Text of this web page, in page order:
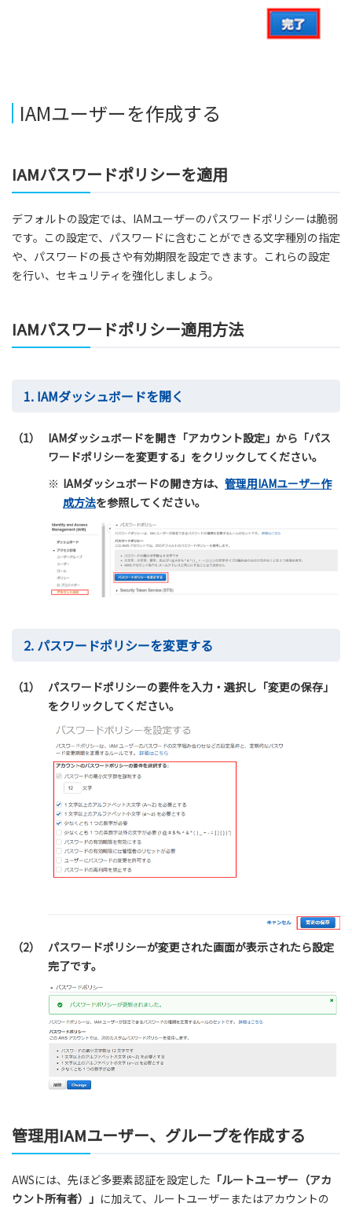
IAMユーザーを作成する
IAMパスワードポリシーを適用
デフォルトの設定では、IAMユーザーのパスワードポリシーは脆弱
です。この設定で、パスワードに含むことができる文字種別の指定
や、パスワードの長さや有効期限を設定できます。これらの設定
を行い、セキュリティを強化しましょう。
IAMパスワードポリシー適用方法
1. IAMダッシュボードを開く
（1）
IAMダッシュボードを開き「アカウント設定」から「パス
ワードポリシーを変更する」をクリックしてください。
※ IAMダッシュボードの開き方は、 管理用IAMユーザー作
成方法を参照してください。
2. パスワードポリシーを変更する
（1）
パスワードポリシーの要件を入力・選択し「変更の保存」
をクリックしてください。
（2）
パスワードポリシーが変更された画面が表示されたら設定
完了です。
管理用IAMユーザー、グループを作成する
AWSには、先ほど多要素認証を設定した 「ルートユーザー（アカ
ウント所有者）」 に加えて、ルートユーザーまたはアカウントの